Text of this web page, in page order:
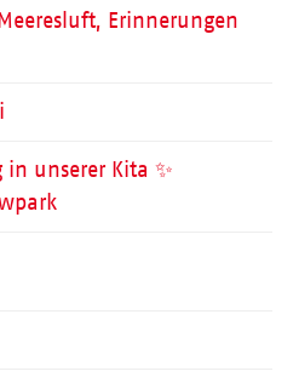
Erinnerungen
unserer Kita ✨